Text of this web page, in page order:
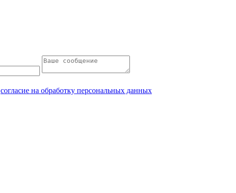
согласие на обработку персональных данных